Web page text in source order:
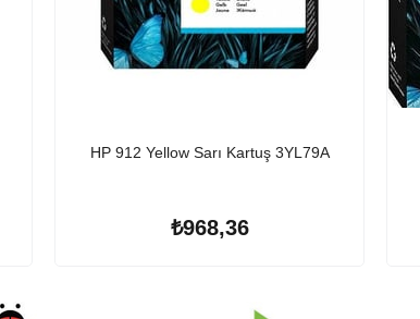
HP 912 Yellow Sarı Kartuş 3YL79A
₺968,36